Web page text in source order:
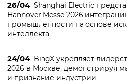
26/04 Shanghai Electric
Hannover Messe 2026
промышленности на основе
интеллекта
24/04 BingX укрепляет
2026 в Москве, демонстрируя
и признание индустрии